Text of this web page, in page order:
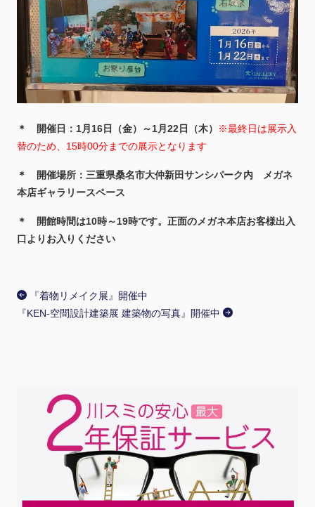
＊ 開催日：1月16日（金）～1月22日（木）
※最終日は展示入
替のため、15時00分までの展示となります
＊ 開催場所：三重県桑名市大仲新田サンシパーク内 メガネ
本店ギャラリースペース
＊ 開館時間は10時～19時です。正面のメガネ本店お客様出入
口よりお入りください
『着物リメイク展』開催中
『KEN-空間設計建築展 建築物の写真』開催中